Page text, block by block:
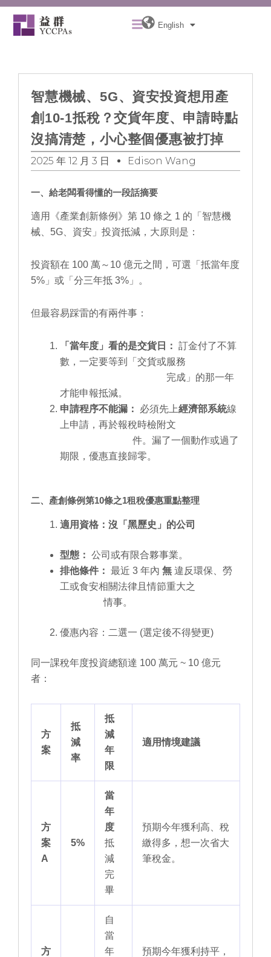
Skip
content
MenuEnglish
智慧機械、5G、資安投資想用產
創10-1抵稅？交貨年度、申請時點
沒搞清楚，小心整個優惠被打掉
2025 年 12 月 3 日 Edison Wang
一、給老闆看得懂的一段話摘要
適用《產業創新條例》第 10 條之 1 的「智慧機
械、5G、資安」投資抵減，大原則是：
投資額在 100 萬～10 億元之間，可選「抵當年度
5%」或「分三年抵 3%」。
但最容易踩雷的有兩件事：
「當年度」看的是交貨日： 訂金付了不算
數，一定要等到「交貨或服務
完成」的那一年
才能申報抵減。
申請程序不能漏：
必須先上經濟部系統線
上申請，再於報稅時檢附文
件。漏了一個動作或過了
期限，優惠直接歸零。
二、產創條例第10條之1租稅優惠重點整理
適用資格：沒「黑歷史」的公司
型態： 公司或有限合夥事業。
排他條件： 最近 3 年內 無 違反環保、勞
工或食安相關法律且情節重大之
情事。
優惠內容：二選一 (選定後不得變更)
同一課稅年度投資總額達 100 萬元 ~ 10 億元
者：
方
案
抵
減
率
抵
減
年
限
適用情境建議
方
案
A
5%
當
年
度
抵
減
完
畢
預期今年獲利高、稅
繳得多，想一次省大
筆稅金。
方
自
當
年
預期今年獲利持平，